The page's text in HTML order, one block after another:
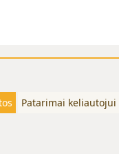
Patarimai keliautojui